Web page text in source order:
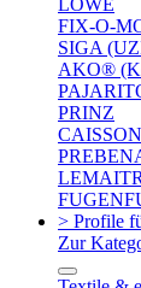
FIX-O-
SIGA
AKO®
PRINZ
CAISSON
> Profile
Zur